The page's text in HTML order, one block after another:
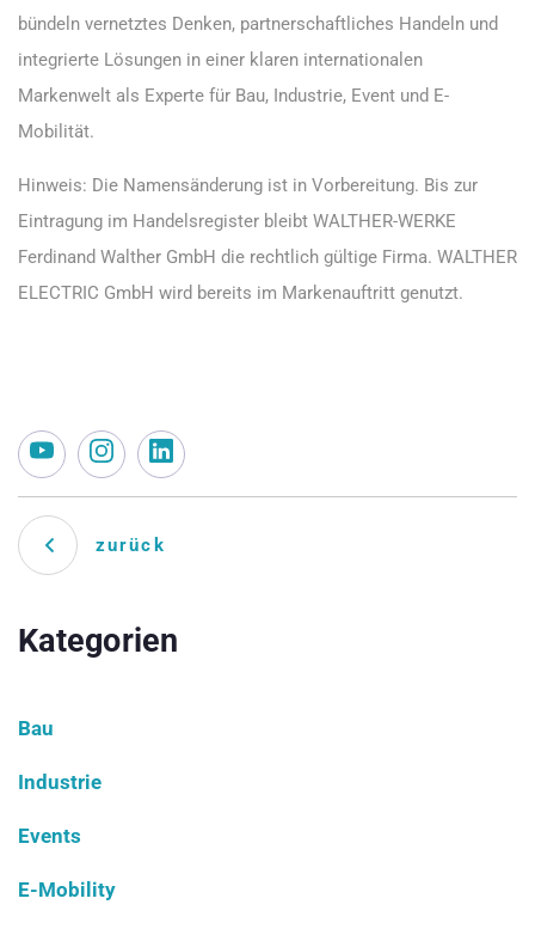
bündeln vernetztes Denken, partnerschaftliches Handeln und
integrierte Lösungen in einer klaren internationalen
Markenwelt als Experte für Bau, Industrie, Event und E-
Mobilität.
Hinweis: Die Namensänderung ist in Vorbereitung. Bis zur
Eintragung im Handelsregister bleibt WALTHER-WERKE
Ferdinand Walther GmbH die rechtlich gültige Firma. WALTHER
ELECTRIC GmbH wird bereits im Markenauftritt genutzt.
zurück
Kategorien
Bau
Industrie
Events
E-Mobility